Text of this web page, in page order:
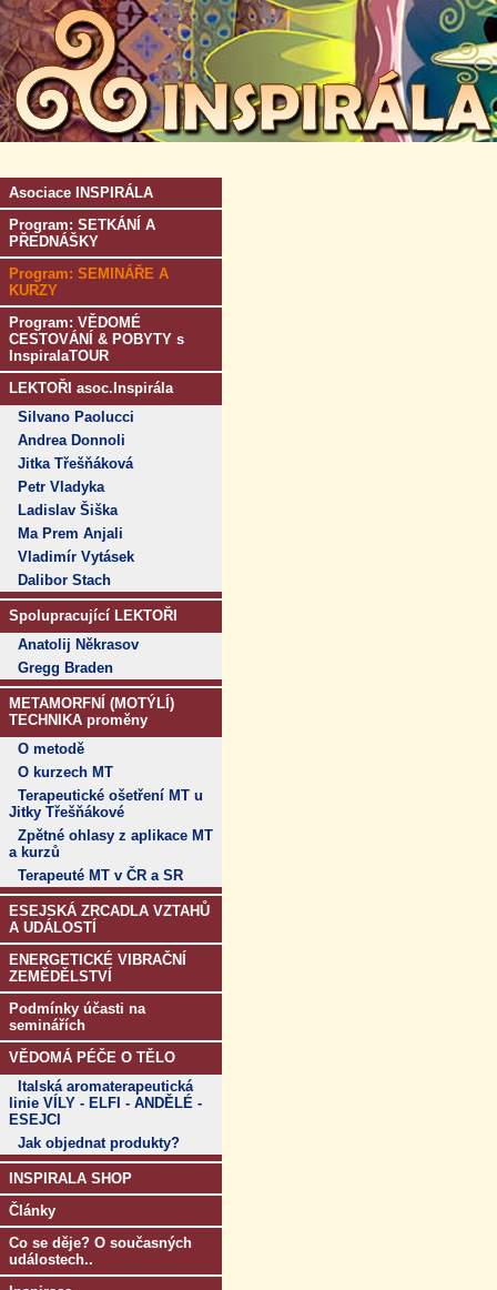
Asociace INSPIRÁLA
Program: SETKÁNÍ A
PŘEDNÁŠKY
Program: SEMINÁŘE A
KURZY
Program: VĚDOMÉ
CESTOVÁNÍ & POBYTY s
InspiralaTOUR
LEKTOŘI asoc.Inspirála
Silvano Paolucci
Andrea Donnoli
Jitka Třešňáková
Petr Vladyka
Ladislav Šiška
Ma Prem Anjali
Vladimír Vytásek
Dalibor Stach
Spolupracující LEKTOŘI
Anatolij Někrasov
Gregg Braden
METAMORFNÍ (MOTÝLÍ)
TECHNIKA proměny
O metodě
O kurzech MT
Terapeutické ošetření MT u
Jitky Třešňákové
Zpětné ohlasy z aplikace MT
a kurzů
Terapeuté MT v ČR a SR
ESEJSKÁ ZRCADLA VZTAHŮ
A UDÁLOSTÍ
ENERGETICKÉ VIBRAČNÍ
ZEMĚDĚLSTVÍ
Podmínky účasti na
seminářích
VĚDOMÁ PÉČE O TĚLO
Italská aromaterapeutická
linie VÍLY - ELFI - ANDĚLÉ -
ESEJCI
Jak objednat produkty?
INSPIRALA SHOP
Články
Co se děje? O současných
událostech..